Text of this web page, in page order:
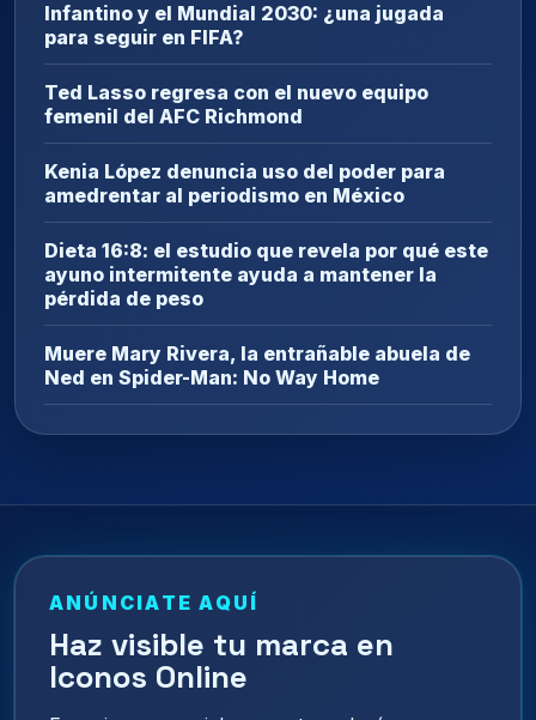
Infantino y el Mundial 2030: ¿una jugada
para seguir en FIFA?
Ted Lasso regresa con el nuevo equipo
femenil del AFC Richmond
Kenia López denuncia uso del poder para
amedrentar al periodismo en México
Dieta 16:8: el estudio que revela por qué este
ayuno intermitente ayuda a mantener la
pérdida de peso
Muere Mary Rivera, la entrañable abuela de
Ned en Spider-Man: No Way Home
ANÚNCIATE AQUÍ
Haz visible tu marca en
Iconos Online